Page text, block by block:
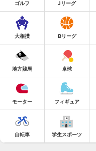
ゴルフ Jリーグ
大相撲 Bリーグ
地方競馬 卓球
モーター フィギュア
自転車 学生スポーツ